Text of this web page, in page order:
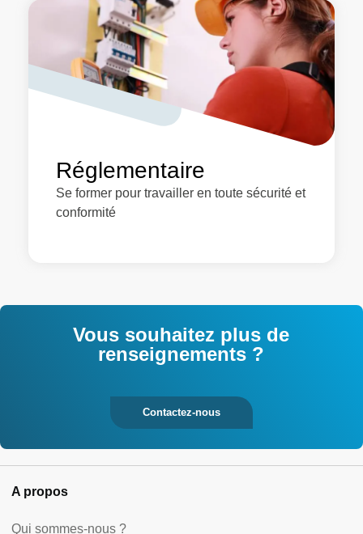
Réglementaire
Se former pour travailler en toute sécurité et
conformité
Vous souhaitez plus de
renseignements ?
Contactez-nous
A propos
Qui sommes-nous ?